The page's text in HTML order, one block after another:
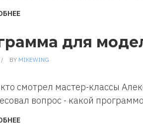
СИЛАМИ для
BY MIKEWING
смотрел мастер-классы
вопрос - какой